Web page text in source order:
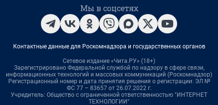
Мы в соцсетях
Контактные данные для Роскомнадзора и государственных органов
Сетевое издание «Чита.РУ» (18+)
Зарегистрировано Федеральной службой по надзору в сфере связи,
информационных технологий и массовых коммуникаций (Роскомнадзор)
Регистрационный номер и дата принятия решения о регистрации: ЭЛ №
ФС 77 – 83657 от 26.07.2022 г.
Учредитель: Общество с ограниченной ответственностью "ИНТЕРНЕТ
ТЕХНОЛОГИИ"